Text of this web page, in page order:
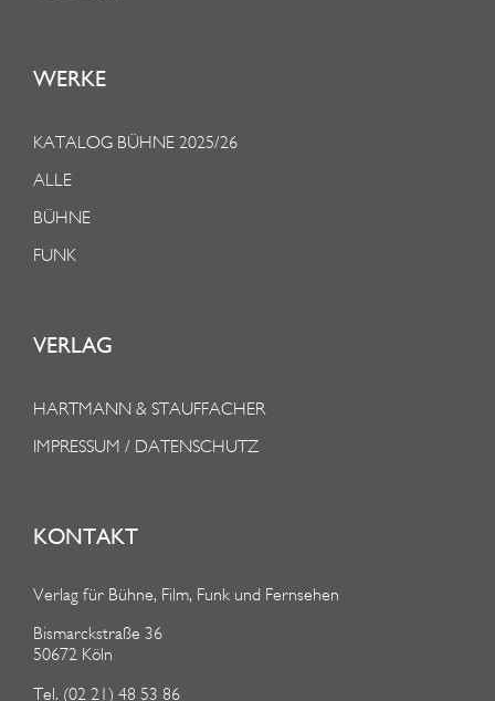
WERKE
KATALOG BÜHNE 2025/26
ALLE
BÜHNE
FUNK
VERLAG
HARTMANN & STAUFFACHER
IMPRESSUM / DATENSCHUTZ
KONTAKT
Verlag für Bühne, Film, Funk und Fernsehen
Bismarckstraße 36
50672 Köln
Tel. (02 21) 48 53 86